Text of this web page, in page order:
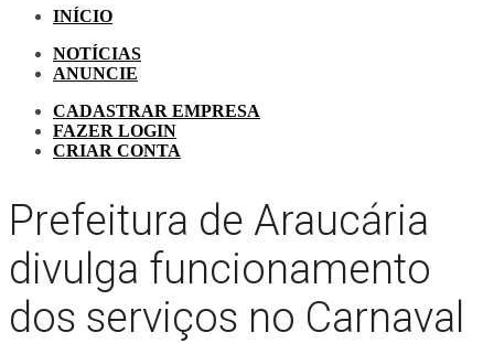
INÍCIO
NOTÍCIAS
ANUNCIE
CADASTRAR EMPRESA
FAZER LOGIN
CRIAR CONTA
Prefeitura de Araucária
divulga funcionamento
dos serviços no Carnaval